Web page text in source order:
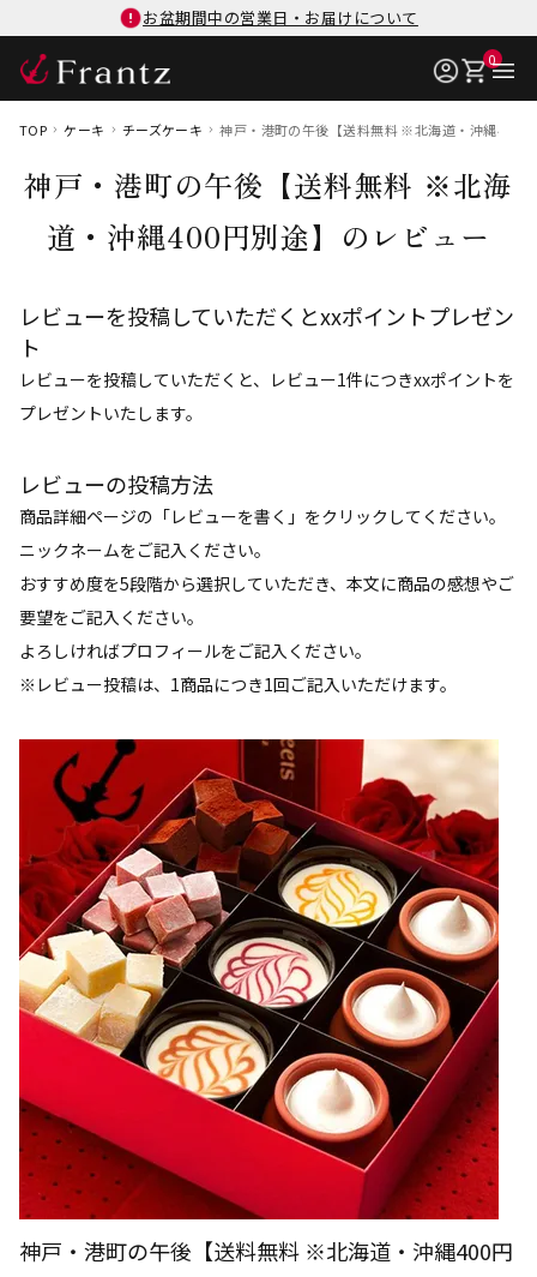
お盆期間中の営業日・お届けについて
0
TOP ケーキ チーズケーキ 神戸・港町の午後【送料無料 ※北海道・沖縄400
神戸・港町の午後【送料無料 ※北海
道・沖縄400円別途】のレビュー
レビューを投稿していただくとxxポイントプレゼン
ト
レビューを投稿していただくと、レビュー1件につきxxポイントを
プレゼントいたします。
レビューの投稿方法
商品詳細ページの「レビューを書く」をクリックしてください。
ニックネームをご記入ください。
おすすめ度を5段階から選択していただき、本文に商品の感想やご
要望をご記入ください。
よろしければプロフィールをご記入ください。
※レビュー投稿は、1商品につき1回ご記入いただけます。
神戸・港町の午後【送料無料 ※北海道・沖縄400円